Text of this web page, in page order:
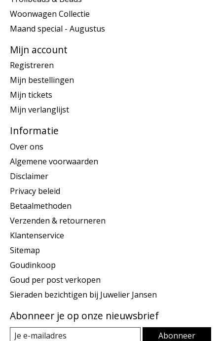
Woonwagen Collectie
Maand special - Augustus
Mijn account
Registreren
Mijn bestellingen
Mijn tickets
Mijn verlanglijst
Informatie
Over ons
Algemene voorwaarden
Disclaimer
Privacy beleid
Betaalmethoden
Verzenden & retourneren
Klantenservice
Sitemap
Goudinkoop
Goud per post verkopen
Sieraden bezichtigen bij Juwelier Jansen
Abonneer je op onze nieuwsbrief
Abonneer